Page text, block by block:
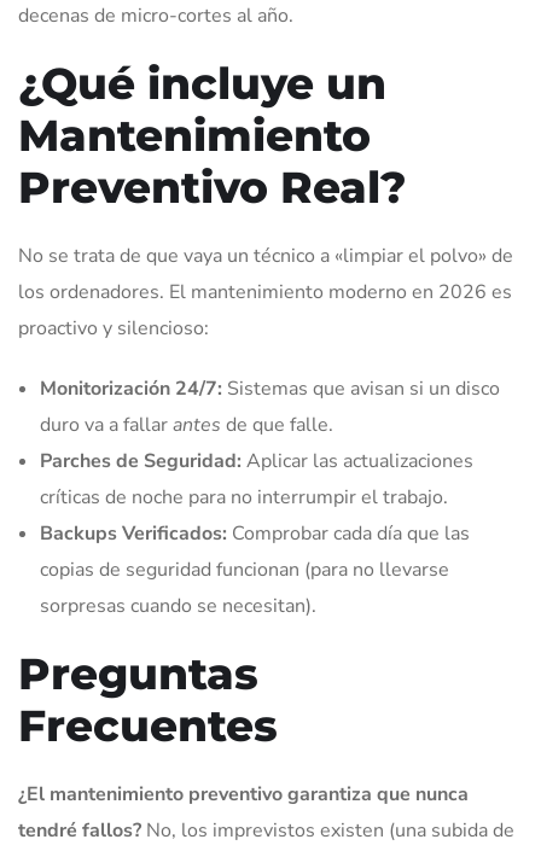
decenas de micro-cortes al año.
¿Qué incluye un
Mantenimiento
Preventivo Real?
No se trata de que vaya un técnico a «limpiar el polvo» de
los ordenadores. El mantenimiento moderno en 2026 es
proactivo y silencioso:
Monitorización 24/7: Sistemas que avisan si un disco
duro va a fallarantes de que falle.
Parches de Seguridad: Aplicar las actualizaciones
críticas de noche para no interrumpir el trabajo.
Backups Verificados: Comprobar cada día que las
copias de seguridad funcionan (para no llevarse
sorpresas cuando se necesitan).
Preguntas
Frecuentes
¿El mantenimiento preventivo garantiza que nunca
tendré fallos? No, los imprevistos existen (una subida de